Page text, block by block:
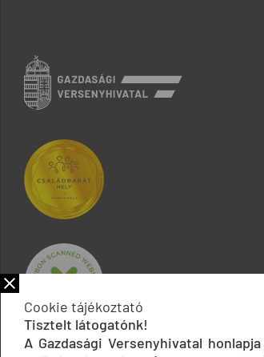
Cookie tájékoztató
Tisztelt látogatónk!
A Gazdasági Versenyhivatal